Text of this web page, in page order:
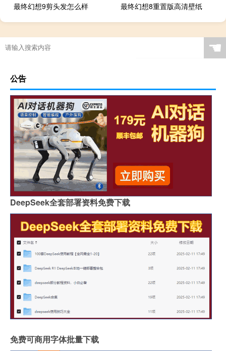
最终幻想9剪头发怎么样
最终幻想8重置版高清壁纸
☚
公告
DeepSeek全套部署资料免费下载
免费可商用字体批量下载